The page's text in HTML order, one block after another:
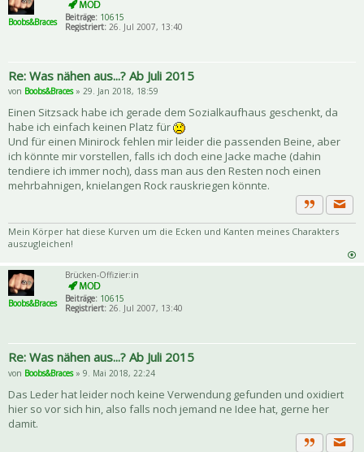
Boobs&Braces Beiträge: 10615
Registriert: 26. Jul 2007, 13:40
Re: Was nähen aus...? Ab Juli 2015
von Boobs&Braces» 29. Jan 2018, 18:59
Einen Sitzsack habe ich gerade dem Sozialkaufhaus geschenkt, da
habe ich einfach keinen Platz für
Und für einen Minirock fehlen mir leider die passenden Beine, aber
ich könnte mir vorstellen, falls ich doch eine Jacke mache (dahin
tendiere ich immer noch), dass man aus den Resten noch einen
mehrbahnigen, knielangen Rock rauskriegen könnte.
Zitat
Mein Körper hat diese Kurven um die Ecken und Kanten meines Charakters
auszugleichen!
Boobs&Braces
Brücken-Offizier:in
Beiträge: 10615
Registriert: 26. Jul 2007, 13:40
Re: Was nähen aus...? Ab Juli 2015
von Boobs&Braces» 9. Mai 2018, 22:24
Das Leder hat leider noch keine Verwendung gefunden und oxidiert
hier so vor sich hin, also falls noch jemand ne Idee hat, gerne her
damit.